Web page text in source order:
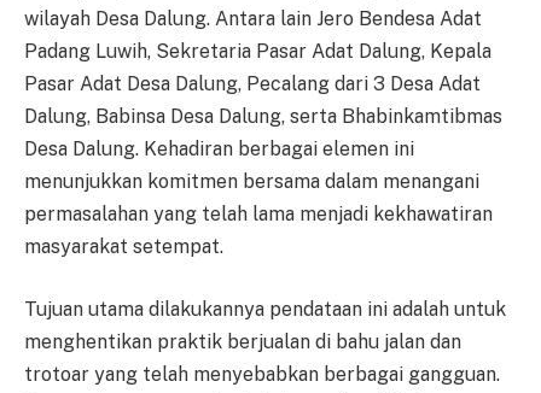
wilayah Desa Dalung. Antara lain Jero Bendesa Adat
Padang Luwih, Sekretaria Pasar Adat Dalung, Kepala
Pasar Adat Desa Dalung, Pecalang dari 3 Desa Adat
Dalung, Babinsa Desa Dalung, serta Bhabinkamtibmas
Desa Dalung. Kehadiran berbagai elemen ini
menunjukkan komitmen bersama dalam menangani
permasalahan yang telah lama menjadi kekhawatiran
masyarakat setempat.
Tujuan utama dilakukannya pendataan ini adalah untuk
menghentikan praktik berjualan di bahu jalan dan
trotoar yang telah menyebabkan berbagai gangguan.